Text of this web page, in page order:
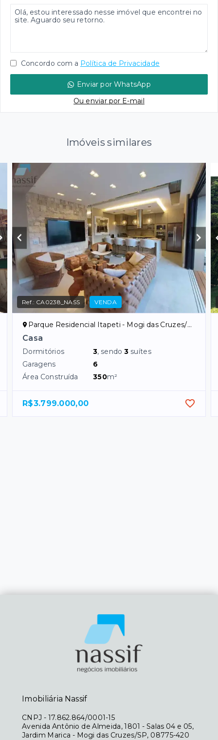
Concordo com a Política de Privacidade
Enviar por WhatsApp
Ou enviar por E-mail
Imóveis similares
Ref.: CA0238_NASS VENDA
Parque Residencial Itapeti - Mogi das Cruzes/SP
Casa
Dormitórios 3, sendo3 suítes
Garagens
6
Área Construída
350m²
R$3.799.000,00
Imobiliária Nassif
CNPJ - 17.862.864/0001-15
Avenida Antônio de Almeida, 1801 - Salas 04 e 05,
Jardim Marica - Mogi das Cruzes/SP, 08775-420